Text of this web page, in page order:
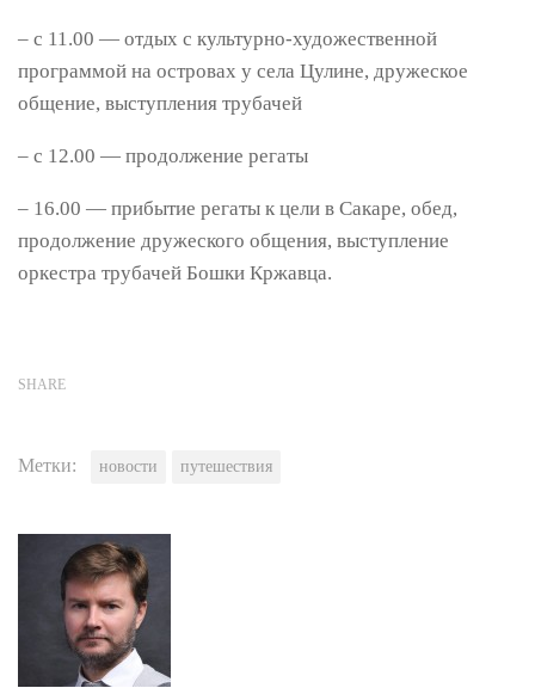
– с 11.00 — отдых с культурно-художественной
программой на островах у села Цулине, дружеское
общение, выступления трубачей
– с 12.00 — продолжение регаты
– 16.00 — прибытие регаты к цели в Сакаре, обед,
продолжение дружеского общения, выступление
оркестра трубачей Бошки Кржавца.
SHARE
Метки: новости путешествия